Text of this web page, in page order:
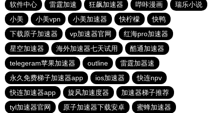
软件中心
雷霆加速 狂飙加速器 哔咔漫画
瑞乐小说
小美
小美vpn 小美加速器 快柠檬
快鸭
下载原子加速器
vp加速器官网
红海pro加速器
星空加速器
海外加速器七天试用
酷通加速器
telegeram苹果加速器
outline
雷霆加器速
永久免费梯子加速器app
ios加速器
快连npv
快连加速器app
旋风加速度器
加速器梯子推荐
tyl加速器官网
原子加速器下载安卓
蜜蜂加速器